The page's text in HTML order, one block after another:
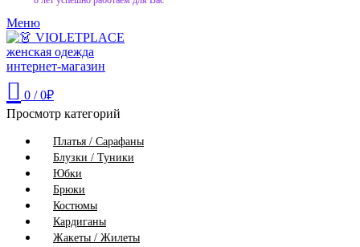
Меню
0 / 0₽
Просмотр категорий
Платья / Сарафаны
Блузки / Туники
Юбки
Брюки
Костюмы
Кардиганы
Жакеты / Жилеты